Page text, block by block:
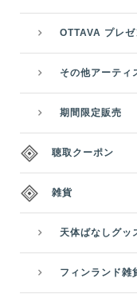
OTTAVA プレゼ
その他アーティ
期間限定販売
聴取クーポン
雑貨
天体ばなしグッ
フィンランド雑